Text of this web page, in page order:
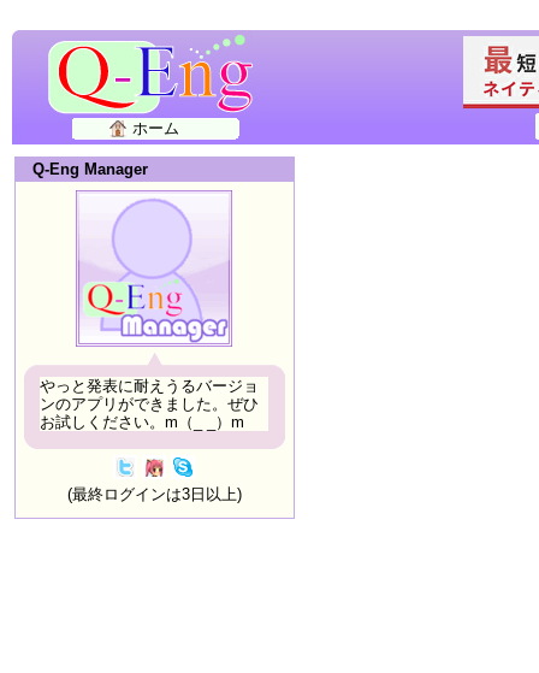
ホーム
Q-Eng Manager
やっと発表に耐えうるバージョ
ンのアプリができました。ぜひ
お試しください。m（_ _）m
(最終ログインは3日以上)